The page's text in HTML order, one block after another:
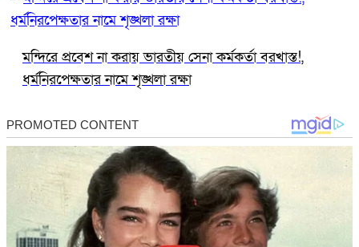
মন্দিরে প্রবেশ না করায় ভারতীয় সেনা কর্মকর্তা বরখাস্ত!,
ধর্মনিরপেক্ষতার নামে শৃঙ্খলা রক্ষা